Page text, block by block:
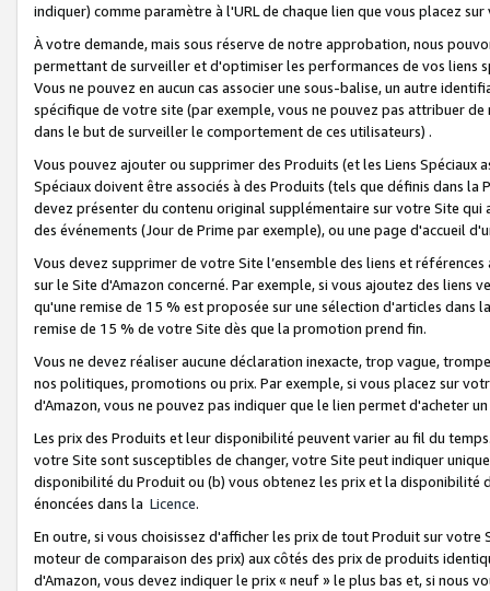
indiquer) comme paramètre à l'URL de chaque lien que vous placez
À votre demande, mais sous réserve de notre approbation, nous
permettant de surveiller et d'optimiser les performances de vos liens
Vous ne pouvez en aucun cas associer une sous-balise, un autre
spécifique de votre site (par exemple, vous ne pouvez pas attribuer
dans le but de surveiller le comportement de ces utilisateurs) .
Vous pouvez ajouter ou supprimer des Produits (et les Liens
Spéciaux doivent être associés à des Produits (tels que définis dans
devez présenter du contenu original supplémentaire sur votre Site qui
des événements (Jour de Prime par exemple), ou une page d'accueil
Vous devez supprimer de votre Site l’ensemble des liens et
sur le Site d'Amazon concerné. Par exemple, si vous ajoutez des
qu'une remise de 15 % est proposée sur une sélection d'articles
remise de 15 % de votre Site dès que la promotion prend fin.
Vous ne devez réaliser aucune déclaration inexacte, trop vague,
nos politiques, promotions ou prix. Par exemple, si vous placez sur
d'Amazon, vous ne pouvez pas indiquer que le lien permet d'acheter
Les prix des Produits et leur disponibilité peuvent varier au fil du
votre Site sont susceptibles de changer, votre Site peut indiquer
disponibilité du Produit ou (b) vous obtenez les prix et la disponibilité
énoncées dans la Licence.
En outre, si vous choisissez d'afficher les prix de tout Produit sur
moteur de comparaison des prix) aux côtés des prix de produits
d'Amazon, vous devez indiquer le prix « neuf » le plus bas et, si nous